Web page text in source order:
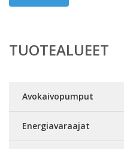
TUOTEALUEET
Avokaivopumput
Energiavaraajat